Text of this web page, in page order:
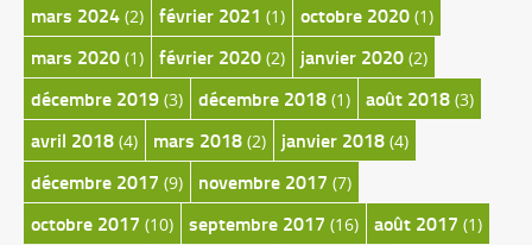
mars 2024 (2) février 2021 (1) octobre 2020 (1)
mars 2020 (1) février 2020 (2) janvier 2020 (2)
décembre 2019 (3) décembre 2018 (1) août 2018 (3)
avril 2018 (4) mars 2018 (2) janvier 2018 (4)
décembre 2017 (9) novembre 2017 (7)
octobre 2017 (10) septembre 2017 (16) août 2017 (1)